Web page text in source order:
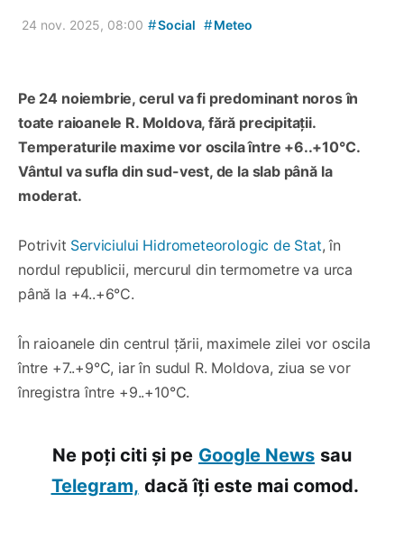
24 nov. 2025, 08:00 #Social #Meteo
Pe 24 noiembrie, cerul va fi predominant noros în
toate raioanele R. Moldova, fără precipitații.
Temperaturile maxime vor oscila între +6..+10°C.
Vântul va sufla din sud-vest, de la slab până la
moderat.
Potrivit Serviciului Hidrometeorologic de Stat, în
nordul republicii, mercurul din termometre va urca
până la +4..+6°C.
În raioanele din centrul țării, maximele zilei vor oscila
între +7..+9°C, iar în sudul R. Moldova, ziua se vor
înregistra între +9..+10°C.
Ne poți citi și pe Google News sau
Telegram, dacă îți este mai comod.